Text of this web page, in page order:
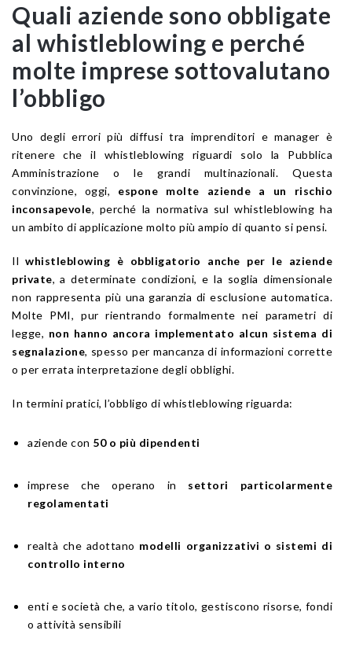
Quali aziende sono obbligate
al whistleblowing e perché
molte imprese sottovalutano
l’obbligo
Uno degli errori più diffusi tra imprenditori e manager è
ritenere che il whistleblowing riguardi solo la Pubblica
Amministrazione o le grandi multinazionali. Questa
convinzione, oggi, espone molte aziende a un rischio
inconsapevole, perché la normativa sul whistleblowing ha
un ambito di applicazione molto più ampio di quanto si pensi.
Ilwhistleblowing è obbligatorio anche per le aziende
private, a determinate condizioni, e la soglia dimensionale
non rappresenta più una garanzia di esclusione automatica.
Molte PMI, pur rientrando formalmente nei parametri di
legge, non hanno ancora implementato alcun sistema di
segnalazione, spesso per mancanza di informazioni corrette
o per errata interpretazione degli obblighi.
In termini pratici, l’obbligo di whistleblowing riguarda:
aziende con 50 o più dipendenti
imprese che operano in settori particolarmente
regolamentati
realtà che adottano modelli organizzativi o sistemi di
controllo interno
enti e società che, a vario titolo, gestiscono risorse, fondi
o attività sensibili